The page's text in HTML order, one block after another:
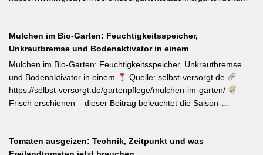
Gartenbewirtschaftung – unabhängig von der Gartengröße –
einen messbaren Beitrag zur regionalen Artenvielfalt leistet.
Nützlingsförderung, strukturreiche Beete und der Verzicht auf
Pestizide sind die entscheidenden Stellschrauben. Ein
motivierender Impuls für jeden GBV-Garten. [Thema-Tag:
#Biodiversität #Gartengestaltung #Naturnahergarten]
Mulchen im Bio-Garten: Feuchtigkeitsspeicher,
Unkrautbremse und Bodenaktivator in einem
Mulchen im Bio-Garten: Feuchtigkeitsspeicher, Unkrautbremse
und Bodenaktivator in einem
Quelle: selbst-versorgt.de
https://selbst-versorgt.de/gartenpflege/mulchen-im-garten/
Frisch erschienen – dieser Beitrag beleuchtet die Saison-
Austrocknung. Die ideale Schichtdicke liegt bei 5–10 cm, immer
Tomaten ausgeizen: Technik, Zeitpunkt und was